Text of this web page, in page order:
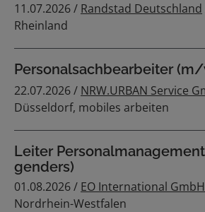
11.07.2026 / Randstad Deutschland
Rheinland
Personalsachbearbeiter
22.07.2026 / NRW.URBAN Service
Düsseldorf, mobiles arbeiten
Leiter
genders)
01.08.2026 / EO International GmbH
Nordrhein-Westfalen